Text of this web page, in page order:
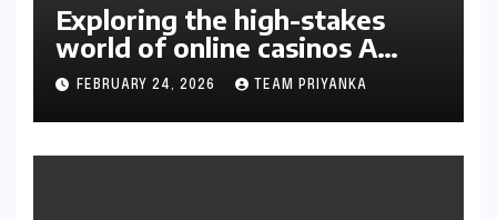
Exploring the high-stakes
world of online casinos A
gambler’s guide
FEBRUARY 24, 2026 TEAM PRIYANKA